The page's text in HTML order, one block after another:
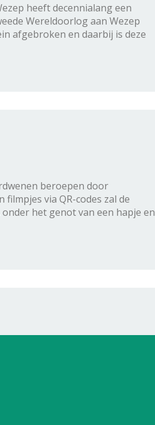
heeft decennialang een
Wereldoorlog aan Wezep
afgebroken en daarbij is deze
beroepen door
via QR-codes zal de
het genot van een hapje en